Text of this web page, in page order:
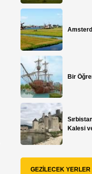
Bir
Kalesi
GEZILECEK YERLER